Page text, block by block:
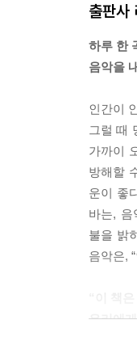
에게 “조
“그의
이 재편
--- p.204
만약 삶
한 500
--- p.273
이 합주
출판사
하루 한
음악을
인간이
그럴 때
가까이
방해할
운이 좋
바는, 음
불을 밝
음악은,
우리에